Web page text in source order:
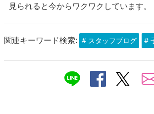
見られると今からワクワクしています。
関連キーワード検索: # スタッフブログ #